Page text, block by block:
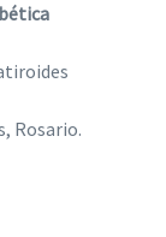
Rosario.